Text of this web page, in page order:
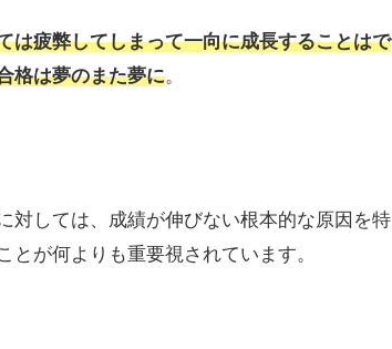
は疲弊してしまって一向に成長することはで
格は夢のまた夢に。
対しては、成績が伸びない根本的な原因を特
が何よりも重要視されています。